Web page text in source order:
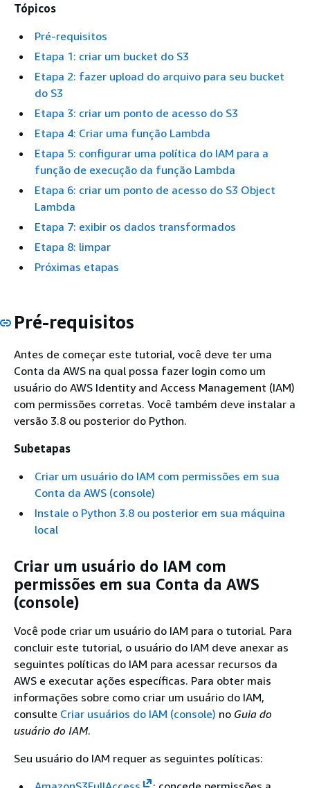
Tópicos
Pré-requisitos
Etapa 1: criar um bucket do S3
Etapa 2: fazer upload do arquivo para seu bucket
do S3
Etapa 3: criar um ponto de acesso do S3
Etapa 4: Criar uma função Lambda
Etapa 5: configurar uma política do IAM para a
função de execução da função Lambda
Etapa 6: criar um ponto de acesso do S3 Object
Lambda
Etapa 7: exibir os dados transformados
Etapa 8: limpar
Próximas etapas
Pré-requisitos
Antes de começar este tutorial, você deve ter uma
Conta da AWS na qual possa fazer login como um
usuário do AWS Identity and Access Management (IAM)
com permissões corretas. Você também deve instalar a
versão 3.8 ou posterior do Python.
Subetapas
Criar um usuário do IAM com permissões em sua
Conta da AWS (console)
Instale o Python 3.8 ou posterior em sua máquina
local
Criar um usuário do IAM com
permissões em sua Conta da AWS
(console)
Você pode criar um usuário do IAM para o tutorial. Para
concluir este tutorial, o usuário do IAM deve anexar as
seguintes políticas do IAM para acessar recursos da
AWS e executar ações específicas. Para obter mais
informações sobre como criar um usuário do IAM,
consulte Criar usuários do IAM (console) no Guia do
usuário do IAM.
Seu usuário do IAM requer as seguintes políticas: